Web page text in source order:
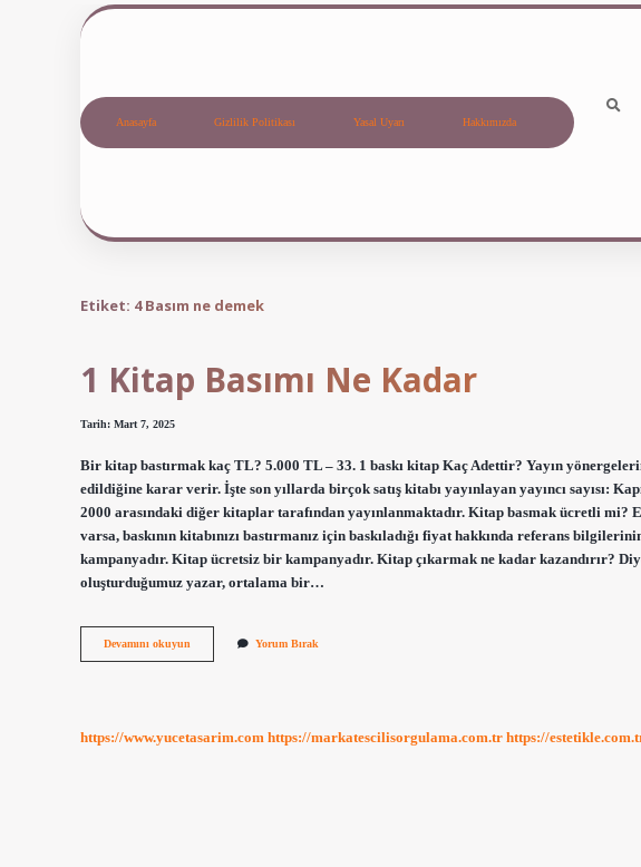
Anasayfa Gizlilik Politikası Yasal Uyarı Hakkımızda
Etiket: 4 Basım ne demek
1 Kitap Basımı Ne Kadar
Tarih: Mart 7, 2025
Bir kitap bastırmak kaç TL? 5.000 TL – 33. 1 baskı kitap Kaç Adettir? Yayın
edildiğine karar verir. İşte son yıllarda birçok satış kitabı yayınlayan yayıncı sayısı:
2000 arasındaki diğer kitaplar tarafından yayınlanmaktadır. Kitap basmak ücretli
varsa, baskının kitabınızı bastırmanız için baskıladığı fiyat hakkında referans
kampanyadır. Kitap ücretsiz bir kampanyadır. Kitap çıkarmak ne kadar kazandırır?
oluşturduğumuz yazar, ortalama bir…
Devamını okuyun
Kitap
Yorum Bırak
https://www.yucetasarim.com https://markatescilisorgulama.com.tr https://